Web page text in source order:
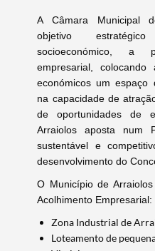
A Câmara Municipal
objetivo
socioeconómico, a
empresarial,
económicos um espaço
na capacidade de
de oportunidades de
Arraiolos aposta num
sustentável e
desenvolvimento do
O Município de
Acolhimento Empresarial:
Zona Industrial de
Loteamento de